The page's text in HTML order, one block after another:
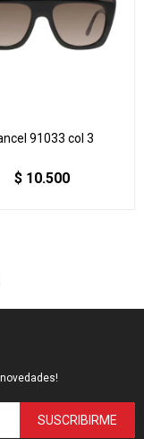
91033 col 3
$ 10.500
SUSCRIBIRME